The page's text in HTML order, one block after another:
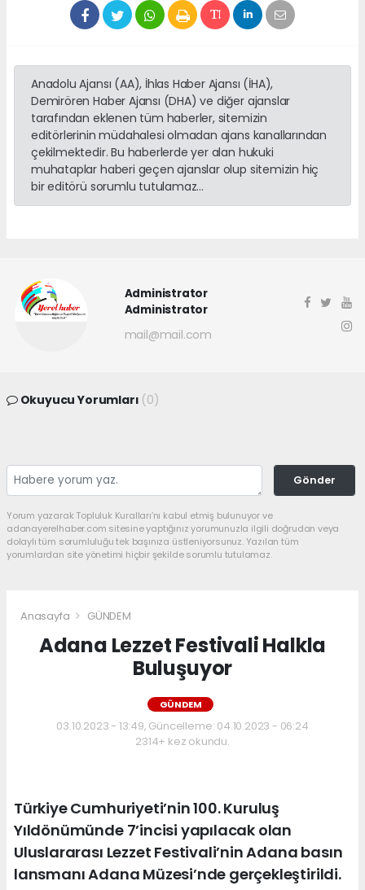
Anadolu Ajansı (AA), İhlas Haber Ajansı (İHA),
Demirören Haber Ajansı (DHA) ve diğer ajanslar
tarafından eklenen tüm haberler, sitemizin
editörlerinin müdahalesi olmadan ajans kanallarından
çekilmektedir. Bu haberlerde yer alan hukuki
muhataplar haberi geçen ajanslar olup sitemizin hiç
bir editörü sorumlu tutulamaz...
Administrator
Administrator
mail@mail.com
Okuyucu Yorumları (0)
Gönder
Yorum yazarak Topluluk Kuralları’nı kabul etmiş bulunuyor ve
adanayerelhaber.com sitesine yaptığınız yorumunuzla ilgili doğrudan veya
dolaylı tüm sorumluluğu tek başınıza üstleniyorsunuz. Yazılan tüm
yorumlardan site yönetimi hiçbir şekilde sorumlu tutulamaz.
Anasayfa GÜNDEM
Adana Lezzet Festivali Halkla
Buluşuyor
GÜNDEM
03.10.2023 - 13:49, Güncelleme: 04.10.2023 - 06:24
2314+ kez okundu.
Türkiye Cumhuriyeti’nin 100. Kuruluş
Yıldönümünde 7’incisi yapılacak olan
Uluslararası Lezzet Festivali’nin Adana basın
lansmanı Adana Müzesi’nde gerçekleştirildi.